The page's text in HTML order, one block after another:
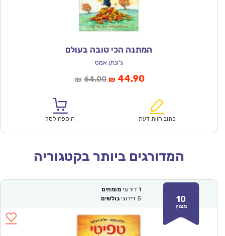
המתנה הכי טובה בעולם
ג'ונתן אמט
₪ 64.00המחיר
₪64.00.
₪ 44.90המחיר
הוא:
כתוב חוות דעת הוספה לסל
המדורגים ביותר בקטגוריה
10
מצוין
1 דירוגי מומחים
5 דירוגי גולשים